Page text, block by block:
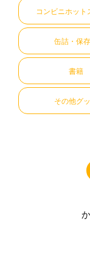
コンビニホット
缶詰・保
書籍
その他グ